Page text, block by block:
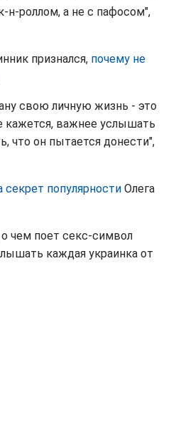
н-роллом, а не с пафосом",
признался, почему не
свою личную жизнь - это
кажется, важнее услышать
что он пытается донести",
секрет популярности Олега
чем поет секс-символ
каждая украинка от